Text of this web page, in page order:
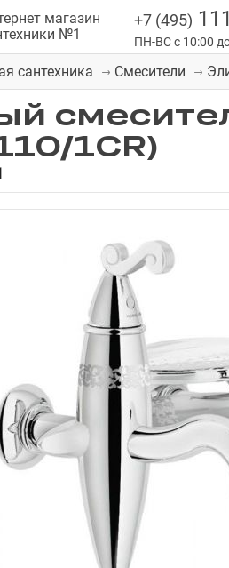
магазин
№1
+7 (495)
ПН-ВС с 10:00
сантехника Смесители
1CR)